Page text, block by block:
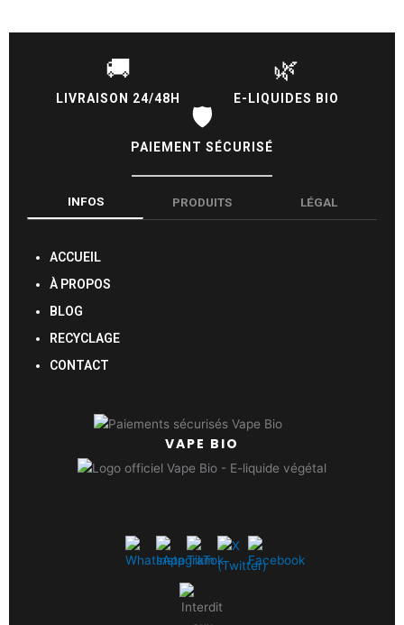
🚚
LIVRAISON 24/48H
🌿
E-LIQUIDES BIO
🛡️
PAIEMENT SÉCURISÉ
INFOS PRODUITS LÉGAL
ACCUEIL
À PROPOS
BLOG
RECYCLAGE
CONTACT
VAPE BIO